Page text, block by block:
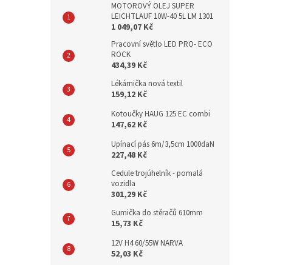
MOTOROVÝ OLEJ SUPER
LEICHTLAUF 10W-40 5L LM 1301
1 049,07 Kč
Pracovní světlo LED PRO- ECO
ROCK
434,39 Kč
Lékárnička nová textil
159,12 Kč
Kotoučky HAUG 125 EC combi
147,62 Kč
Upínací pás 6m/3,5cm 1000daN
227,48 Kč
Cedule trojúhelník - pomalá
vozidla
301,29 Kč
Gumička do stěračů 610mm
15,73 Kč
12V H4 60/55W NARVA
52,03 Kč